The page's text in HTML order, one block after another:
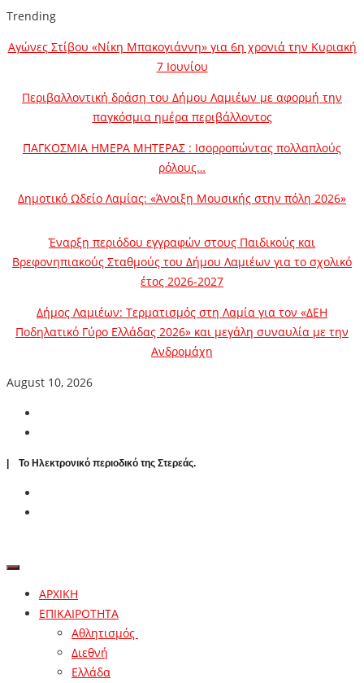
Trending
Αγώνες Στίβου «Νίκη Μπακογιάννη» για 6η χρονιά την Κυριακή
7 Ιουνίου
Περιβαλλοντική δράση του Δήμου Λαμιέων με αφορμή την
παγκόσμια ημέρα περιβάλλοντος
ΠΑΓΚΟΣΜΙΑ ΗΜΕΡΑ ΜΗΤΕΡΑΣ : Ισορροπώντας πολλαπλούς
ρόλους…
Δημοτικό Ωδείο Λαμίας: «Άνοιξη Μουσικής στην πόλη 2026»
Έναρξη περιόδου εγγραφών στους Παιδικούς και
Βρεφονηπιακούς Σταθμούς του Δήμου Λαμιέων για το σχολικό
έτος 2026-2027
Δήμος Λαμιέων: Τερματισμός στη Λαμία για τον «ΔΕΗ
Ποδηλατικό Γύρο Ελλάδας 2026» και μεγάλη συναυλία με την
Ανδρομάχη
August 10, 2026
| To Ηλεκτρονικό περιοδικό της Στερεάς.
ΑΡΧΙΚΗ
ΕΠΙΚΑΙΡΟΤΗΤΑ
Αθλητισμός
Διεθνή
Ελλάδα